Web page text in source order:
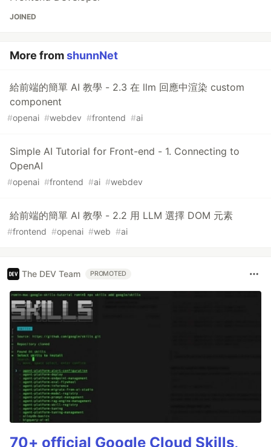
JOINED
More fromshunnNet
給前端的簡單 AI 教學 - 2.3 在 llm 回應中渲染 custom
component
#openai #webdev #frontend #ai
Simple AI Tutorial for Front-end - 1. Connecting to
OpenAI
#openai #frontend #ai #webdev
給前端的簡單 AI 教學 - 2.2 用 LLM 選擇 DOM 元素
#frontend #openai #web #ai
The DEV Team PROMOTED
70+ official Google Cloud Skills,